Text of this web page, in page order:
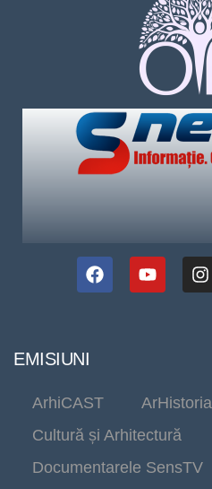
EMISIUNI
ArhiCAST
ArHistoria
Cultură și Arhitectură
Documentarele SensTV